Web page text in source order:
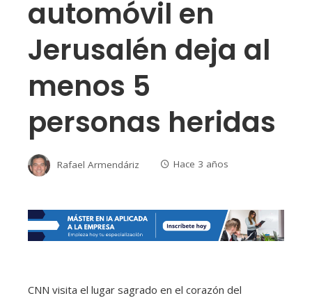
automóvil en
Jerusalén deja al
menos 5
personas heridas
Rafael Armendáriz Hace 3 años
CNN visita el lugar sagrado en el corazón del